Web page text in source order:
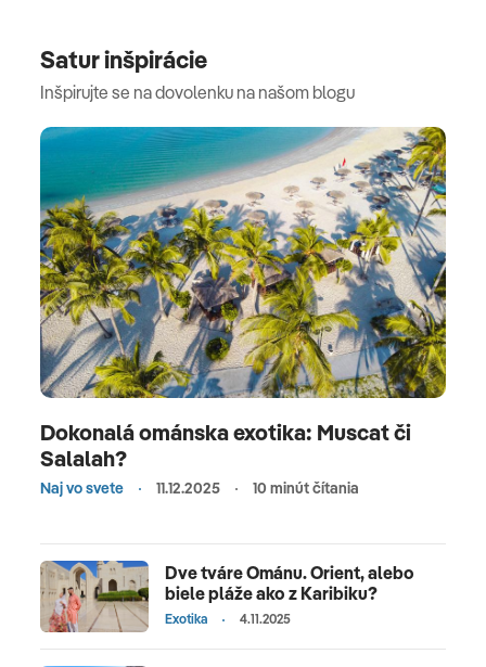
Satur inšpirácie
Inšpirujte se na dovolenku na našom blogu
Dokonalá ománska exotika: Muscat či
Salalah?
Naj vo svete 11.12.2025 10 minút čítania
Dve tváre Ománu. Orient, alebo
biele pláže ako z Karibiku?
Exotika 4.11.2025